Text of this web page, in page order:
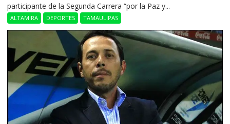
participante de la Segunda Carrera “por la Paz y...
ALTAMIRA DEPORTES TAMAULIPAS